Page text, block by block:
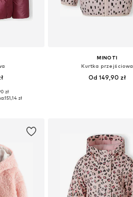
zł
151,14 zł
MINOTI
Kurtka przejściowa
Od 149,90 zł